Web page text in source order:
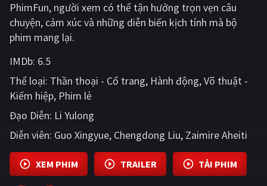
CẬP NHẬT
PHIM MỚI
PHIM BỘ
PHIM LẺ
PHIM CHIẾU RẠP
TUYỂN TẬP PHIM
BLOG
PhimFun, người xem có thể tận hưởng trọn vẹn câu
chuyện, cảm xúc và những diễn biến kịch tính mà bộ
phim mang lại.
IMDb: 6.5
Thể loại: Thần thoại - Cổ trang Hành động Võ thuật -
Kiếm hiệp Phim lẻ
Đạo Diễn: Li Yulong
Diễn viên: Guo Xingyue Chengdong Liu Zaimire Aheiti
XEM PHIM TRAILER TẢI PHIM